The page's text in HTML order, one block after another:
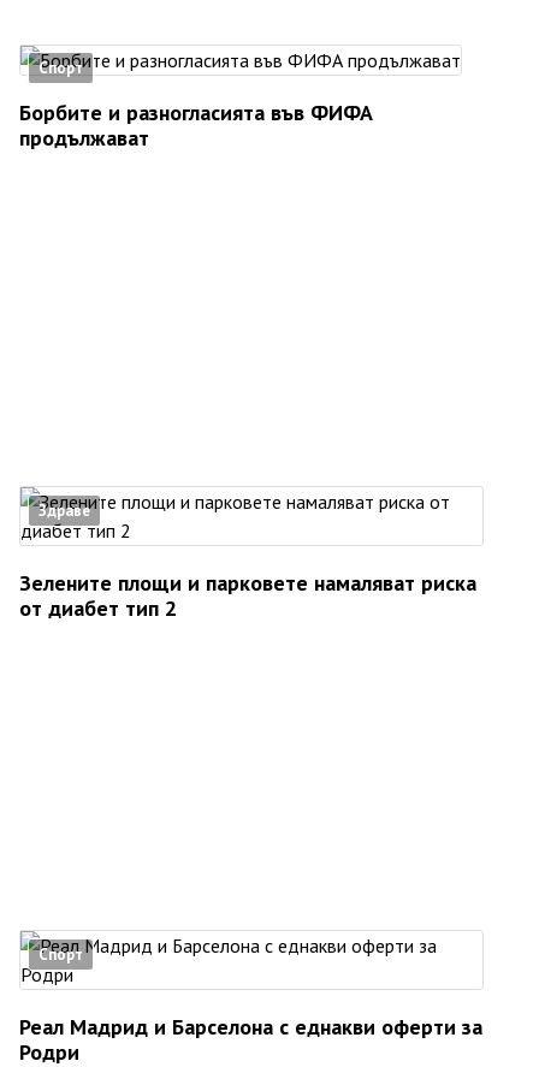
Спорт
Борбите и разногласията във ФИФА
продължават
Здраве
Зелените площи и парковете намаляват риска
от диабет тип 2
Спорт
Реал Мадрид и Барселона с еднакви оферти за
Родри